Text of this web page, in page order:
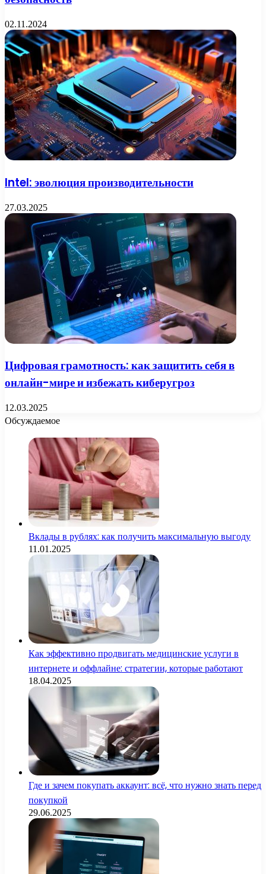
02.11.2024
Intel: эволюция производительности
27.03.2025
Цифровая грамотность: как защитить себя в
онлайн-мире и избежать киберугроз
12.03.2025
Обсуждаемое
Вклады в рублях: как получить максимальную выгоду
11.01.2025
Как эффективно продвигать медицинские услуги в
интернете и оффлайне: стратегии, которые работают
18.04.2025
Где и зачем покупать аккаунт: всё, что нужно знать перед
покупкой
29.06.2025